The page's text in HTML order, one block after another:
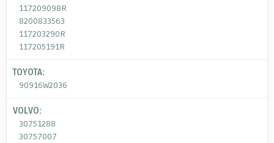
117209098R
8200833563
117203290R
117205191R
TOYOTA:
90916W2036
VOLVO:
30751288
30757007